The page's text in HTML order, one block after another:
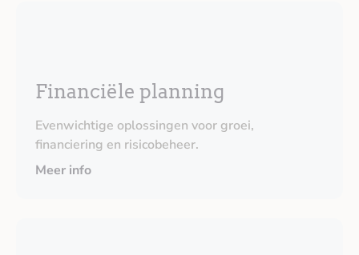
Financiële planning
Evenwichtige oplossingen voor groei,
financiering en risicobeheer.
Meer info